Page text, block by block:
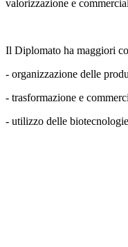
valorizzazione e
Il Diplomato ha maggiori
- organizzazione delle
- trasformazione e
- utilizzo delle